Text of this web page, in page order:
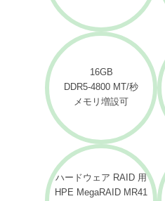
16GB
DDR5-4800 MT/秒
メモリ増設可
ハードウェア RAID 用
HPE MegaRAID MR41